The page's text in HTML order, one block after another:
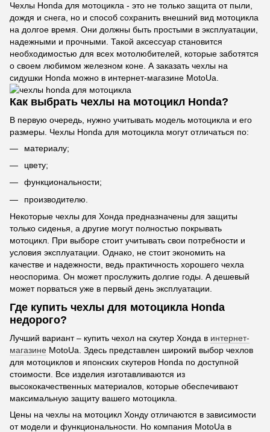
Чехлы Honda для мотоцикла - это не только защита от пыли,
дождя и снега, но и способ сохранить внешний вид мотоцикла
на долгое время. Они должны быть простыми в эксплуатации,
надежными и прочными. Такой аксессуар становится
необходимостью для всех мотолюбителей, которые заботятся
о своем любимом железном коне. А заказать чехлы на
сидушки Honda можно в интернет-магазине MotoUa.
Как выбрать чехлы на мотоцикл Honda?
В первую очередь, нужно учитывать модель мотоцикла и его
размеры. Чехлы Honda для мотоцикла могут отличаться по:
материалу;
цвету;
функциональности;
производителю.
Некоторые чехлы для Хонда предназначены для защиты
только сиденья, а другие могут полностью покрывать
мотоцикл. При выборе стоит учитывать свои потребности и
условия эксплуатации. Однако, не стоит экономить на
качестве и надежности, ведь практичность хорошего чехла
неоспорима. Он может прослужить долгие годы. А дешевый
может порваться уже в первый день эксплуатации.
Где купить чехлы для мотоцикла Honda
недорого?
Лучший вариант – купить чехол на скутер Хонда в интернет-
магазине MotoUa. Здесь представлен широкий выбор чехлов
для мотоциклов и японских скутеров Honda по доступной
стоимости. Все изделия изготавливаются из
высококачественных материалов, которые обеспечивают
максимальную защиту вашего мотоцикла.
Цены на чехлы на мотоцикл Хонду отличаются в зависимости
от модели и функциональности. Но компания MotoUa в